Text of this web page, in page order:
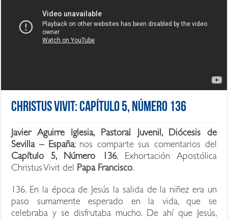
Christus Vivit: Capítulo 5, Número 136
Javier Aguirre Iglesia, Pastoral Juvenil, Diócesis de
Sevilla – España; nos comparte sus comentarios del
Capítulo 5, Número 136, Exhortación Apostólica
Christus Vivit del Papa Francisco.
136. En la época de Jesús la salida de la niñez era un
paso sumamente esperado en la vida, que se
celebraba y se disfrutaba mucho. De ahí que Jesús,